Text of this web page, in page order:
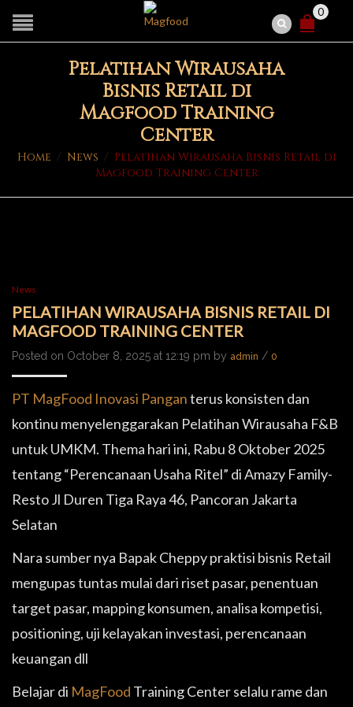
0
Pelatihan Wirausaha
Bisnis Retail di
Magfood Training
Center
Home / News / Pelatihan Wirausaha Bisnis Retail di
Magfood Training Center
News
PELATIHAN WIRAUSAHA BISNIS RETAIL DI
MAGFOOD TRAINING CENTER
Posted on October 8, 2025 at 12:19 pm by admin / 0
PT MagFood Inovasi Panganterus konsisten dan
kontinu menyelenggarakan Pelatihan Wirausaha F&B
untuk UMKM. Thema hari ini, Rabu 8 Oktober 2025
tentang “Perencanaan Usaha Ritel” di Amazy Family-
Resto Jl Duren Tiga Raya 46, Pancoran Jakarta
Selatan
Nara sumber nya Bapak Cheppy praktisi bisnis Retail
mengupas tuntas mulai dari riset pasar, penentuan
target pasar, mapping konsumen, analisa kompetisi,
positioning, uji kelayakan investasi, perencanaan
keuangan dll
Belajar di MagFood Training Center selalu rame dan